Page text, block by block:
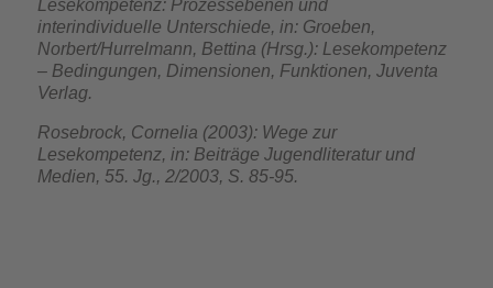
Lesekompetenz: Prozessebenen und
interindividuelle Unterschiede, in: Groeben,
Norbert/Hurrelmann, Bettina (Hrsg.): Lesekompetenz
– Bedingungen, Dimensionen, Funktionen, Juventa
Verlag.
Rosebrock, Cornelia (2003): Wege zur
Lesekompetenz, in: Beiträge Jugendliteratur und
Medien, 55. Jg., 2/2003, S. 85-95.